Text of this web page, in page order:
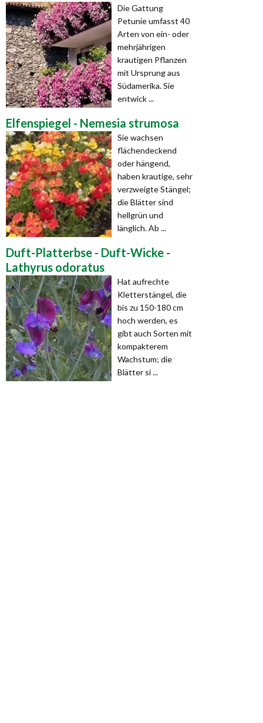
Die Gattung
Petunie umfasst 40
Arten von ein- oder
mehrjährigen
krautigen Pflanzen
mit Ursprung aus
Südamerika. Sie
entwick ...
Elfenspiegel - Nemesia strumosa
Sie wachsen
flächendeckend
oder hängend,
haben krautige, sehr
verzweigte Stängel;
die Blätter sind
hellgrün und
länglich. Ab ...
Duft-Platterbse - Duft-Wicke -
Lathyrus odoratus
Hat aufrechte
Kletterstängel, die
bis zu 150-180 cm
hoch werden, es
gibt auch Sorten mit
kompakterem
Wachstum; die
Blätter si ...